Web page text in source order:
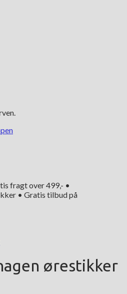
fragt over 499,- •
• Gratis tilbud på
ørestikker